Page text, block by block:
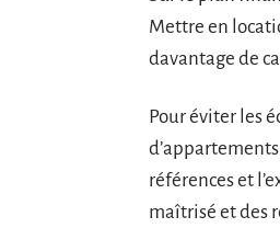
Mettre en
davantage de
Pour éviter les
références et
maîtrisé et des